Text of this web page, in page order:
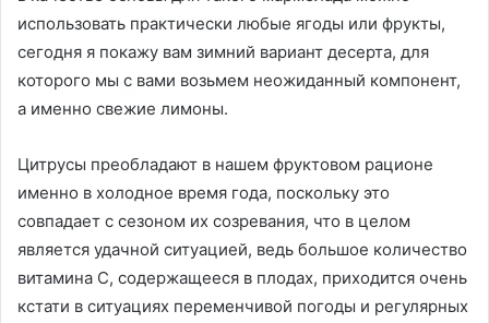
использовать практически любые ягоды или фрукты,
сегодня я покажу вам зимний вариант десерта, для
которого мы с вами возьмем неожиданный компонент,
а именно свежие лимоны.
Цитрусы преобладают в нашем фруктовом рационе
именно в холодное время года, поскольку это
совпадает с сезоном их созревания, что в целом
является удачной ситуацией, ведь большое количество
витамина С, содержащееся в плодах, приходится очень
кстати в ситуациях переменчивой погоды и регулярных